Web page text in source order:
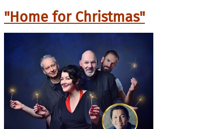
"Home for Christmas"